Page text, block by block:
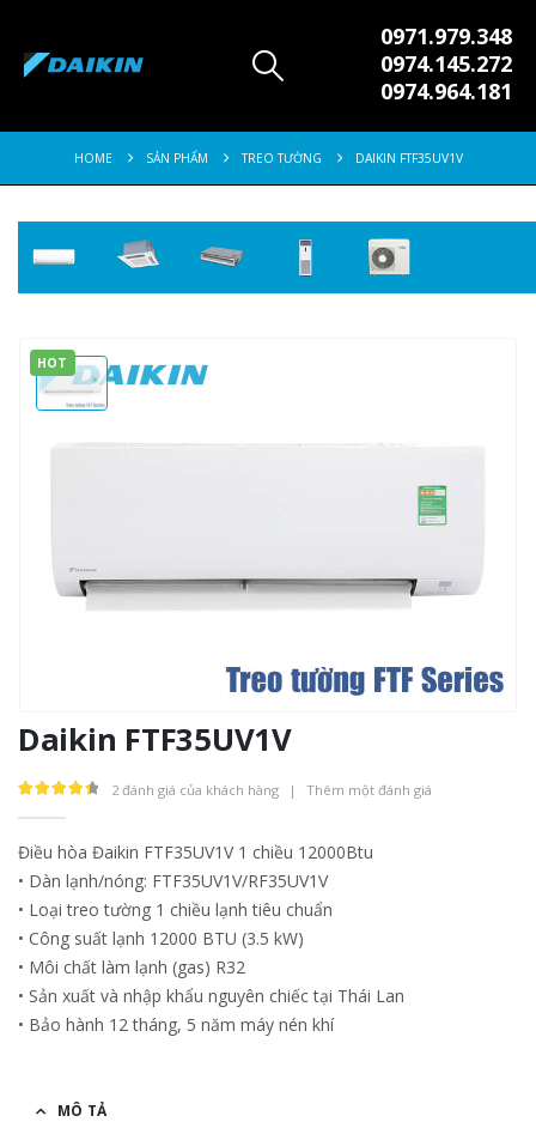
0971.979.348
0974.145.272
0974.964.181
HOME SẢN PHẨM TREO TƯỜNG DAIKIN FTF35UV1V
HOT
Daikin FTF35UV1V
2đánh giá của khách hàng | Thêm một đánh giá
Điều hòa Đaikin FTF35UV1V 1 chiều 12000Btu
• Dàn lạnh/nóng: FTF35UV1V/RF35UV1V
• Loại treo tường 1 chiều lạnh tiêu chuẩn
• Công suất lạnh 12000 BTU (3.5 kW)
• Môi chất làm lạnh (gas) R32
• Sản xuất và nhập khẩu nguyên chiếc tại Thái Lan
• Bảo hành 12 tháng, 5 năm máy nén khí
MÔ TẢ